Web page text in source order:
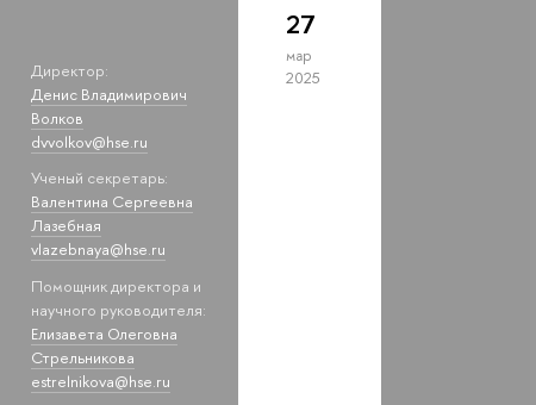
Директор:
Денис Владимирович
Волков
dvvolkov@hse.ru
Ученый секретарь:
Валентина Сергеевна
Лазебная
vlazebnaya@hse.ru
Помощник директора и
научного руководителя:
Елизавета Олеговна
Стрельникова
estrelnikova@hse.ru
27
мар
2025